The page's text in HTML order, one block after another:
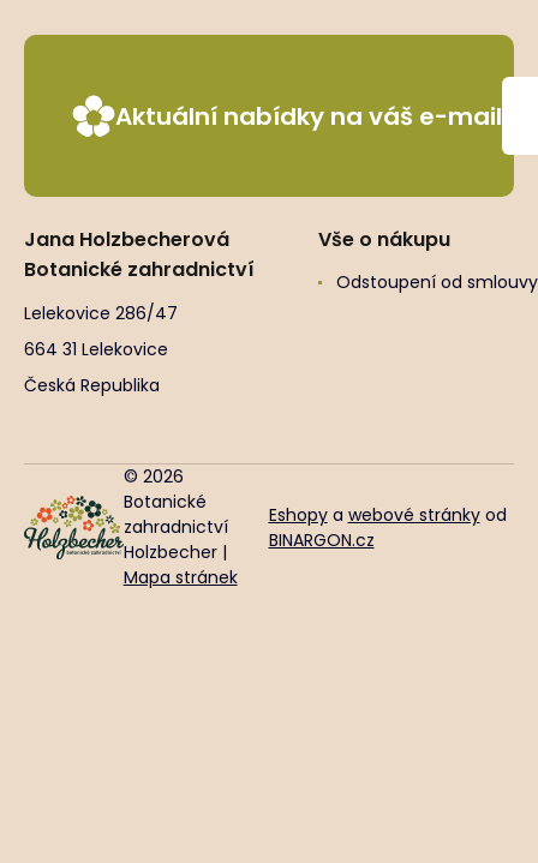
Aktuální nabídky na váš e-mail
Jana Holzbecherová
Botanické zahradnictví
Lelekovice 286/47
664 31 Lelekovice
Česká Republika
Vše o nákupu
Odstoupení od smlouvy
© 2026
Botanické
zahradnictví
Holzbecher |
Mapa stránek
Eshopya webové stránkyod
BINARGON.cz